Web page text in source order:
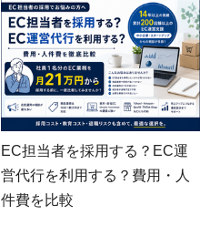
EC担当者を採用する？EC運
営代行を利用する？費用・人
件費を比較